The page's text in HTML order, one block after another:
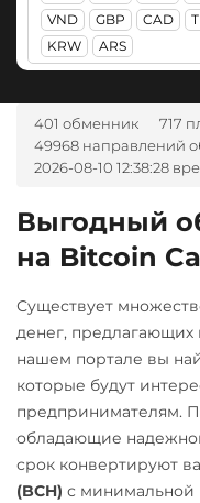
IOTA (MIOTA)
Jupiter (JUP)
Kaspa (KAS)
Kava
KuCoin Token (KCS)
Kusama (KSM)
Litecoin (LTC)
Monero (XMR)
NEAR Protocol
NEO
Notcoin (NOT)
OmiseGO (OMG)
А-Банк UAH
Авангард RUB
Альфа-Банк
RUB
Газпромбанк
Карта UZCARD
Карта МИР RUB
Любой банк
USD RUB
UAH
MXN
МТС Банк RUB
VND
GBP CAD
KRW
ARS
401 обменник
717
49968 направлений
2026-08-10 12:38:28
Выгодный
на Bitcoin
Существует
денег, предлагающих
нашем портале вы
которые будут
предпринимателям.
обладающие
срок конвертируют
(BCH) с минимальной